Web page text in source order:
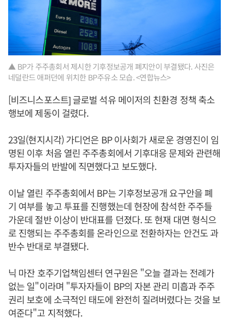
▲ BP가 주주총회서 제시한 기후정보공개 폐지안이 부결됐다. 사진은
네덜란드 애퍼던에 위치한 BP주유소 모습. <연합뉴스>
[비즈니스포스트] 글로벌 석유 메이저의 친환경 정책 축소
행보에 제동이 걸렸다.
23일(현지시각) 가디언은 BP 이사회가 새로운 경영진이 임
명된 이후 처음 열린 주주총회에서 기후대응 문제와 관련해
투자자들의 반발에 직면했다고 보도했다.
이날 열린 주주총회에서 BP는 기후정보공개 요구안을 폐
기 여부를 놓고 투표를 진행했는데 현장에 참석한 주주들
가운데 절반 이상이 반대표를 던졌다. 또 현재 대면 형식으
로 진행되는 주주총회를 온라인으로 전환하자는 안건도 과
반수 반대로 부결됐다.
닉 마잔 호주기업책임센터 연구원은 "오늘 결과는 전례가
없는 일"이라며 "투자자들이 BP의 자본 관리 미흡과 주주
권리 보호에 소극적인 태도에 완전히 질려버렸다는 것을 보
여준다"고 지적했다.